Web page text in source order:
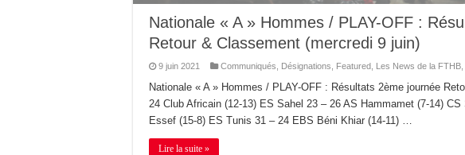
Nationale « A » Hommes / PLAY-OFF :
Retour & Classement (mercredi 9 juin)
9 juin 2021 Communiqués Désignations Featured Les News de la FTHB
Nationale « A » Hommes / PLAY-OFF : Résultats 2ème journée
24 Club Africain (12-13) ES Sahel 23 – 26 AS Hammamet (7-14)
Essef (15-8) ES Tunis 31 – 24 EBS Béni Khiar (14-11) …
Lire la suite »